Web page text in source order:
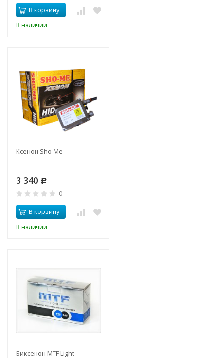
В корзину
В наличии
Ксенон Sho-Me
3 340 Р
0
В корзину
В наличии
Биксенон MTF Light